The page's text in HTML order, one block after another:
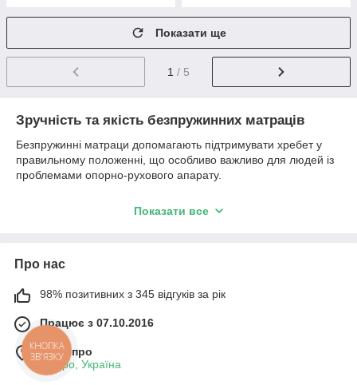
Показати ще
1 / 5
Зручність та якість безпружинних матраців
Безпружинні матраци допомагають підтримувати хребет у
правильному положенні, що особливо важливо для людей із
проблемами опорно-рухового апарату.
матеріалів стали гідною альтернативою пружинним
щоб забезпечити ефективну ортопедичну підтримку тіла
довговічністю.
Матраци мають ряд переваг перед пружинними,
у тому числі:
Вищий рівень комфорту. Вироби забезпечують більш
рівномірний розподіл ваги тіла, що дозволяє уникнути
Показати все
Про нас
98% позитивних з 345 відгуків за рік
Працює з 07.10.2016
м. Дніпро
Дніпро, Україна
КНОПКА
ЗВ'ЯЗКУ